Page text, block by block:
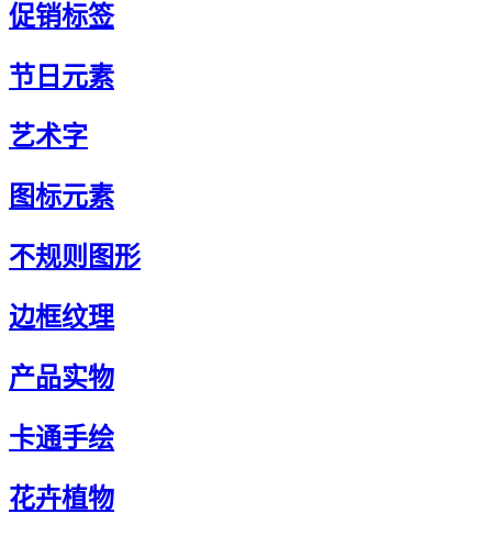
促销标签
节日元素
艺术字
图标元素
不规则图形
边框纹理
产品实物
卡通手绘
花卉植物